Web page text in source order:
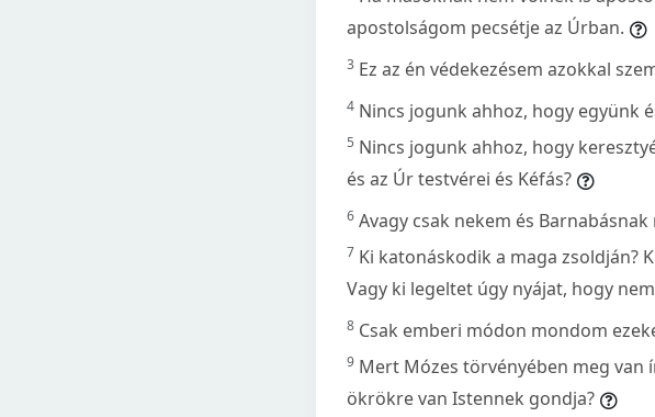
apostolságom pecsétje az Úrban.
3 Ez az én védekezésem azokkal
4 Nincs jogunk ahhoz, hogy együnk
5 Nincs jogunk ahhoz, hogy
és az Úr testvérei és Kéfás?
6 Avagy csak nekem és
7 Ki katonáskodik a maga zsoldján?
Vagy ki legeltet úgy nyájat, hogy
8 Csak emberi módon mondom
9 Mert Mózes törvényében meg van
ökrökre van Istennek gondja?